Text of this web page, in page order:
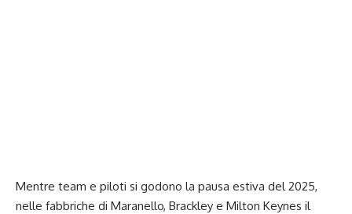
Mentre team e piloti si godono la pausa estiva del 2025,
nelle fabbriche di Maranello, Brackley e Milton Keynes il